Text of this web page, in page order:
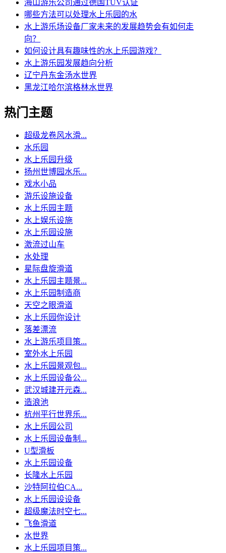
海山游乐公司通过德国TUV认证
哪些方法可以处理水上乐园的水
水上游乐场设备厂家未来的发展趋势会有如何走
向？
如何设计具有趣味性的水上乐园游戏？
水上游乐园发展趋向分析
辽宁丹东金汤水世界
黑龙江哈尔滨格林水世界
热门主题
超级龙卷风水滑...
水乐园
水上乐园升级
扬州世博园水乐...
戏水小品
游乐设施设备
水上乐园主题
水上娱乐设施
水上乐园设施
激流过山车
水处理
星际盘旋滑道
水上乐园主题景...
水上乐园制造商
天空之眼滑道
水上乐园你设计
落差漂流
水上游乐项目策...
室外水上乐园
水上乐园景观包...
水上乐园设备公...
武汉城建开元森...
造浪池
杭州平行世界乐...
水上乐园公司
水上乐园设备制...
U型滑板
水上乐园设备
长隆水上乐园
沙特阿拉伯CA...
水上乐园设设备
超级魔法时空七...
飞鱼滑道
水世界
水上乐园项目策...